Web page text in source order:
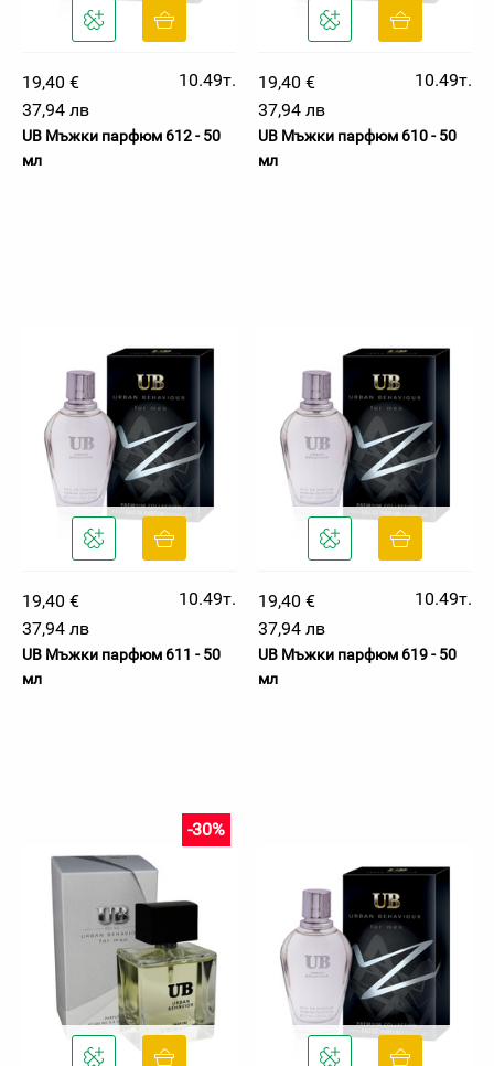
19,40 €
10.49т.
37,94 лв
UB Мъжки парфюм 612 - 50
мл
19,40 €
10.49т.
37,94 лв
UB Мъжки парфюм 610 - 50
мл
19,40 €
10.49т.
37,94 лв
UB Мъжки парфюм 611 - 50
мл
19,40 €
10.49т.
37,94 лв
UB Мъжки парфюм 619 - 50
мл
-30%